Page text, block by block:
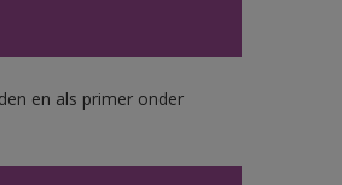
en als primer onder